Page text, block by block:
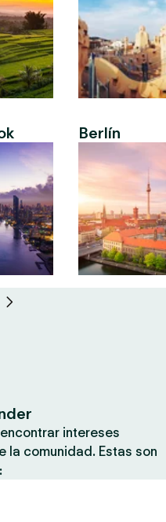
Berlín
intereses
la comunidad. Estas son